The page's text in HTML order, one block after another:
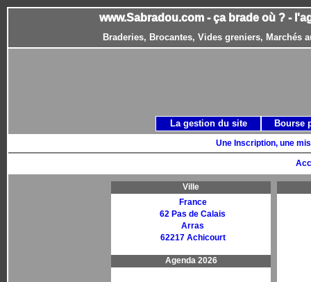
www.Sabradou.com - ça brade où ? -
Braderies, Brocantes, Vides greniers, Marchés
Une Inscription, une
Ville
France
62 Pas de Calais
Arras
62217 Achicourt
Agenda 2026
La gestion du site Bourse